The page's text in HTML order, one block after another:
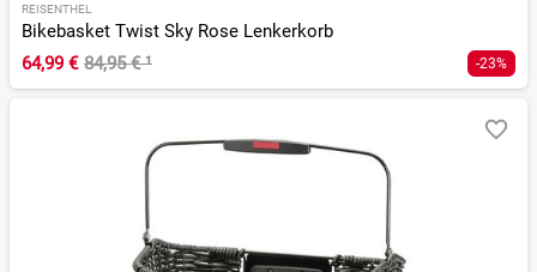
REISENTHEL
Bikebasket Twist Sky Rose Lenkerkorb
64,99 € 84,95 €¹ -23%